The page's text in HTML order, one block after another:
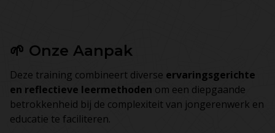
🌱 Onze Aanpak
Deze training combineert diverse ervaringsgerichte
en reflectieve leermethoden om een diepgaande
betrokkenheid bij de complexiteit van jongerenwerk en
educatie te faciliteren.